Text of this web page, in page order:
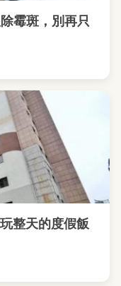
霉斑，別再只
整天的度假飯